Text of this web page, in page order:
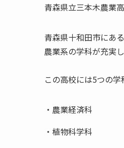
青森県立三本木農業高
青森県十和田市にあ
農業系の学科が充実
この高校には5つの
・農業経済科
・植物科学科